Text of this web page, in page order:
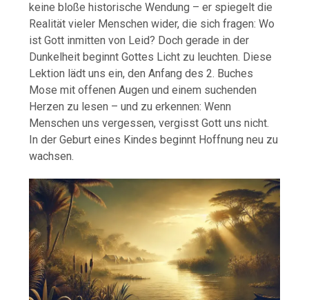
keine bloße historische Wendung – er spiegelt die
Realität vieler Menschen wider, die sich fragen: Wo
ist Gott inmitten von Leid? Doch gerade in der
Dunkelheit beginnt Gottes Licht zu leuchten. Diese
Lektion lädt uns ein, den Anfang des 2. Buches
Mose mit offenen Augen und einem suchenden
Herzen zu lesen – und zu erkennen: Wenn
Menschen uns vergessen, vergisst Gott uns nicht.
In der Geburt eines Kindes beginnt Hoffnung neu zu
wachsen.